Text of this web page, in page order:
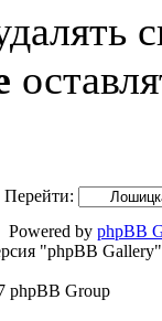
Перейти:
Powered by phpBB
"phpBB
phpBB Group